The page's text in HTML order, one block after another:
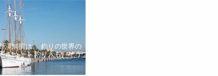
澤鯛損は、 釣りの世界の
さい！！ 釣り人も、そう